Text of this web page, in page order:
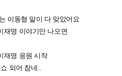
이동형 말이 다 맞았어요
재명 이야기만 나오면
재명 응원 시작
되어 참네..